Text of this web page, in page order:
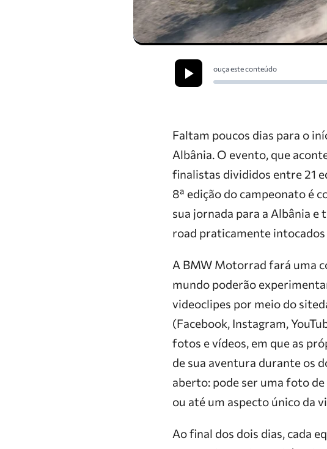
ouça este conteúdo
Faltam poucos dias para o
Albânia. O evento, que
finalistas divididos entre 21
8ª edição do campeonato é
sua jornada para a Albânia
road praticamente intocados
A BMW Motorrad fará uma
mundo poderão
videoclipes por meio do
(Facebook, Instagram,
fotos e vídeos, em que as
de sua aventura durante os
aberto: pode ser uma foto
ou até um aspecto único da
Ao final dos dois dias, cada